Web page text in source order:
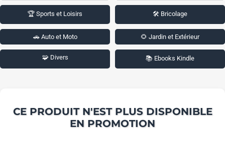
🏆 Sports et Loisirs 🛠️ Bricolage
🚗 Auto et Moto 🌻 Jardin et Extérieur
🧩 Divers 📚 Ebooks Kindle
CE PRODUIT N'EST PLUS DISPONIBLE
EN PROMOTION